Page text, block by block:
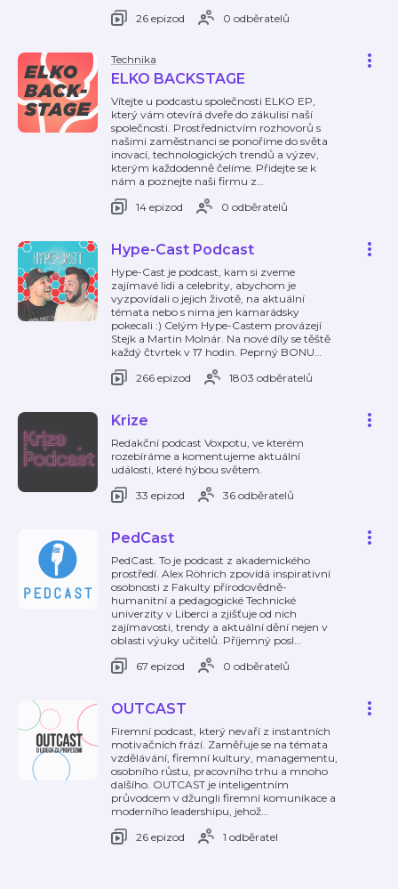
26 epizod
0 odběratelů
Technika
ELKO BACKSTAGE
Vítejte u podcastu společnosti ELKO EP,
který vám otevírá dveře do zákulisí naší
společnosti. Prostřednictvím rozhovorů s
našimi zaměstnanci se ponoříme do světa
inovací, technologických trendů a výzev,
kterým každodenně čelíme. Přidejte se k
nám a poznejte naši firmu z…
14 epizod
0 odběratelů
Hype-Cast Podcast
Hype-Cast je podcast, kam si zveme
zajímavé lidi a celebrity, abychom je
vyzpovídali o jejich životě, na aktuální
témata nebo s nima jen kamarádsky
pokecali :) Celým Hype-Castem provázejí
Stejk a Martin Molnár. Na nové díly se těště
každý čtvrtek v 17 hodin. Peprný BONU…
266 epizod
1803 odběratelů
Krize
Redakční podcast Voxpotu, ve kterém
rozebíráme a komentujeme aktuální
události, které hýbou světem.
33 epizod
36 odběratelů
PedCast
PedCast. To je podcast z akademického
prostředí. Alex Röhrich zpovídá inspirativní
osobnosti z Fakulty přírodovědně-
humanitní a pedagogické Technické
univerzity v Liberci a zjišťuje od nich
zajímavosti, trendy a aktuální dění nejen v
oblasti výuky učitelů. Příjemný posl…
67 epizod
0 odběratelů
OUTCAST
Firemní podcast, který nevaří z instantních
motivačních frází. Zaměřuje se na témata
vzdělávání, firemní kultury, managementu,
osobního růstu, pracovního trhu a mnoho
dalšího. OUTCAST je inteligentním
průvodcem v džungli firemní komunikace a
moderního leadershipu, jehož…
26 epizod
1 odběratel